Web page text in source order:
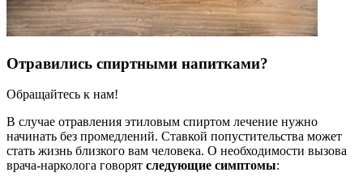
Отравились спиртными напитками?
Обращайтесь к нам!
В случае отравления этиловым спиртом лечение нужно
начинать без промедлений. Ставкой попустительства может
стать жизнь близкого вам человека. О необходимости вызова
врача-нарколога говорят следующие симптомы: